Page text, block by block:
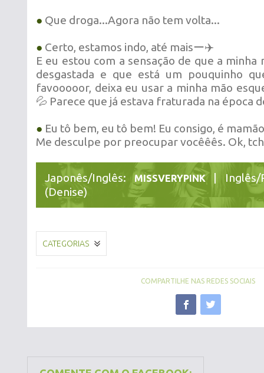
● Que droga...Agora não tem volta...
● Certo, estamos indo, até maisー✈️
E eu estou com a sensação de que a
desgastada e que está um pouquinho
favooooor, deixa eu usar a minha mão
💦 Parece que já estava fraturada na época
● Eu tô bem, eu tô bem! Eu consigo, é
Me desculpe por preocupar vocêêês. Ok,
Japonês/Inglês:MISSVERYPINK| Inglês/
(Denise)
CATEGORIAS
COMPARTILHE NAS REDES SOCIAIS